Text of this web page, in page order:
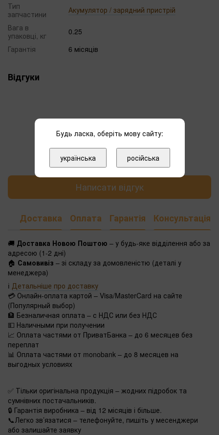
Тип
запчастини
Акумулятор / зарядний пристрій
Вага в
упаковці, кг
0.25
Гарантія
6 місяців
Відгуки
Додайте перший відгук
Написати відгук
Доставка Оплата Гарантія Консультація
🚚 Доставка Новою Поштою – у будь-яке відділення або за
адресою (1-2 дні)
🏠 Самовивіз – зі складу за домовленістю (деталі у
менеджера)
ℹ️ Детальніше про доставку
💳 Онлайн-оплата картой – Visa/MasterCard на сайте
(Популярный выбор)
🏦 Безналичная оплата – с НДС или без НДС
💵 Наличными при получении
📈 Оплата частями от ПриватБанка – до 6 месяцев без
переплат
📊 Оплата частями от monobank – до 8 месяцев на
выгодных условиях
✅ Тільки оригінальна продукція – жодних підробок та
сумнівних постачальників.
🔒 Гарантія виробника – від 12 місяців і більше.
📞Легко зв’язатися – телефонуйте, пишіть у месенджери
або залишайте заявку
Будь ласка, оберіть мову сайту:
українська російська